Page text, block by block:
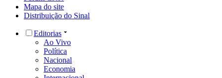
Mapa do site
Distribuição do Sinal
Editorias
Ao Vivo
Política
Nacional
Economia